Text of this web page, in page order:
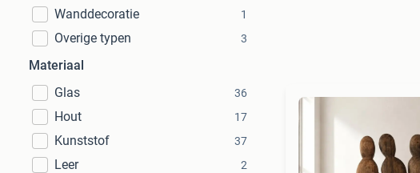
Wanddecoratie 1
Overige typen 3
Materiaal
Glas
36
Hout 17
Kunststof 37
Leer 2